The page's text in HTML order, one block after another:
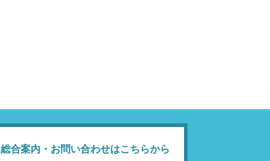
総合案内・お問い合わせはこちらから